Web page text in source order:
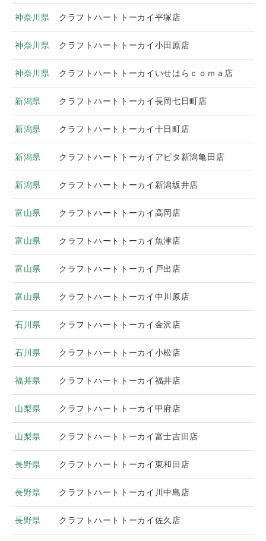
神奈川県 クラフトハートトーカイ平塚店
神奈川県 クラフトハートトーカイ小田原店
神奈川県 クラフトハートトーカイいせはらｃｏｍａ店
新潟県 クラフトハートトーカイ長岡七日町店
新潟県 クラフトハートトーカイ十日町店
新潟県 クラフトハートトーカイアピタ新潟亀田店
新潟県 クラフトハートトーカイ新潟坂井店
富山県 クラフトハートトーカイ高岡店
富山県 クラフトハートトーカイ魚津店
富山県 クラフトハートトーカイ戸出店
富山県 クラフトハートトーカイ中川原店
石川県 クラフトハートトーカイ金沢店
石川県 クラフトハートトーカイ小松店
福井県 クラフトハートトーカイ福井店
山梨県 クラフトハートトーカイ甲府店
山梨県 クラフトハートトーカイ富士吉田店
長野県 クラフトハートトーカイ東和田店
長野県 クラフトハートトーカイ川中島店
長野県 クラフトハートトーカイ佐久店